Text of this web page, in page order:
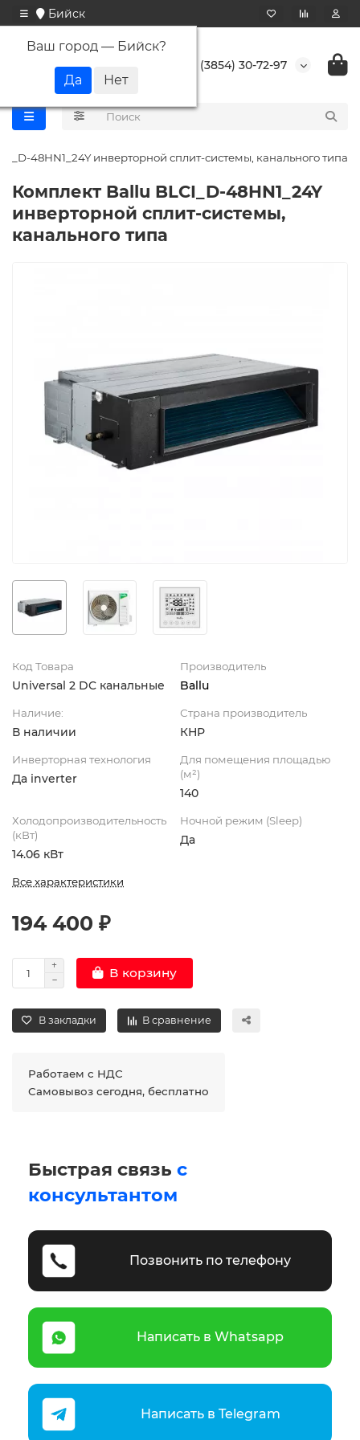
Бийск
Ваш город — Бийск?
+7 (3854) 30-72-97
48HN1_24Y инверторной сплит-системы, канального типа
Комплект Ballu BLCI_D-48HN1_24Y
инверторной сплит-системы,
канального типа
Код Товара
Universal 2 DC канальные
Производитель
Ballu
Наличие:
В наличии
Страна производитель
КНР
Инверторная технология
Да inverter
Для помещения площадью
(м²)
140
Холодопроизводительность
(кВт)
14.06 кВт
Ночной режим (Sleep)
Да
Все характеристики
194 400 ₽
В корзину
В закладки В сравнение
Работаем с НДС
Самовывоз сегодня, бесплатно
Быстрая связь с
консультантом
Позвонить по телефону
Написать в Whatsapp
Написать в Telegram